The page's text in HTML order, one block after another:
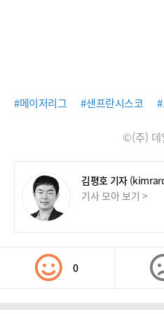
#메이저리그 #샌프란시스코
©(주) 데
김평호 기자
기사 모아 보기 >
0